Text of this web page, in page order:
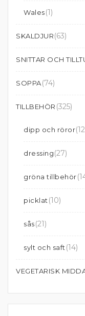
Wales(1)
SKALDJUR(63)
SNITTAR OCH
SOPPA(74)
TILLBEHÖR (325)
dipp och röror
dressing(27)
gröna tillbehör
picklat (10)
sås(21)
sylt och saft (14)
VEGETARISK